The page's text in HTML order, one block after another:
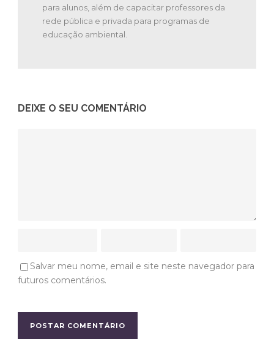
para alunos, além de capacitar professores da
rede pública e privada para programas de
educação ambiental.
DEIXE O SEU COMENTÁRIO
Salvar meu nome, email e site neste navegador para
futuros comentários.